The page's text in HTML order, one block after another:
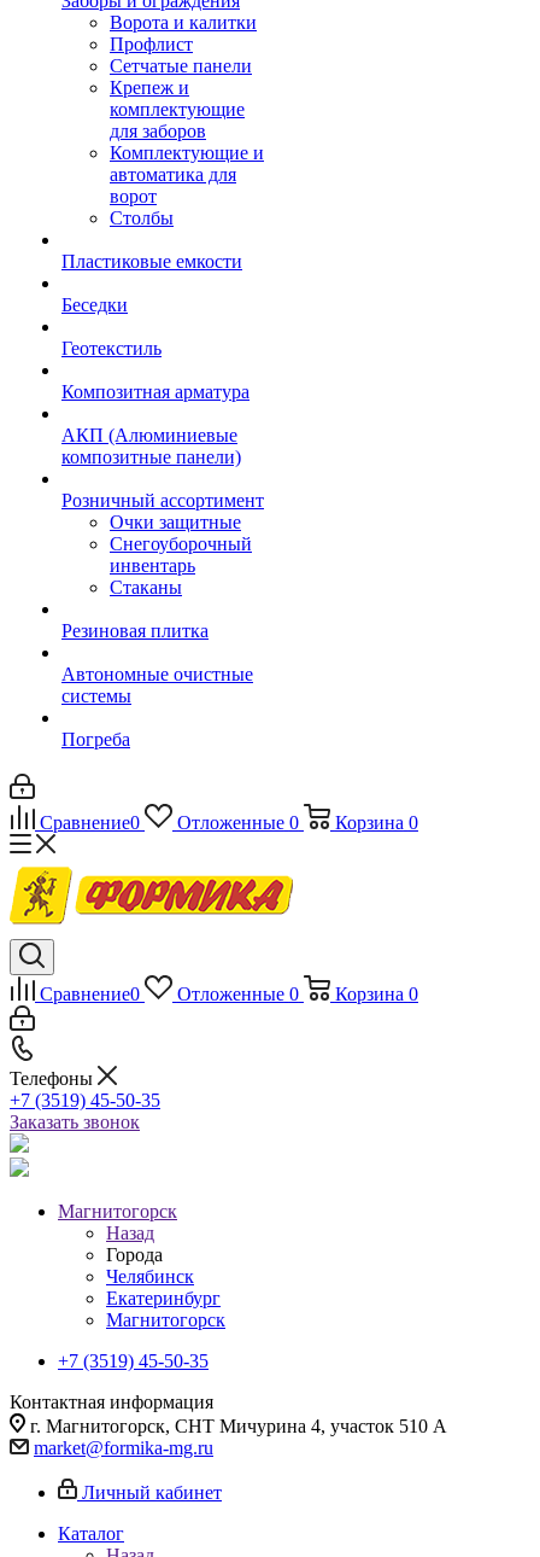
Ворота и калитки
Профлист
Сетчатые панели
Крепеж и
комплектующие
для заборов
Комплектующие и
автоматика для
ворот
Столбы
Пластиковые емкости
Беседки
Геотекстиль
Композитная арматура
АКП (Алюминиевые
композитные панели)
Розничный ассортимент
Очки защитные
Снегоуборочный
инвентарь
Стаканы
Резиновая плитка
Автономные очистные
системы
Погреба
Сравнение0 Отложенные 0 Корзина 0
Сравнение0 Отложенные 0 Корзина 0
Телефоны
+7 (3519) 45-50-35
Заказать звонок
Магнитогорск
Назад
Города
Челябинск
Екатеринбург
Магнитогорск
+7 (3519) 45-50-35
Контактная информация
г. Магнитогорск, СНТ Мичурина 4, участок 510 А
market@formika-mg.ru
Личный кабинет
Каталог